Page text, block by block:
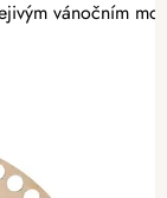
vánočním